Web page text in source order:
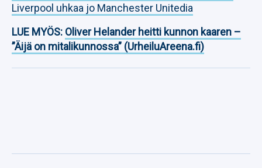
Liverpool uhkaa jo Manchester Unitedia
LUE MYÖS: Oliver Helander heitti kunnon kaaren –
”Äijä on mitalikunnossa” (UrheiluAreena.fi)